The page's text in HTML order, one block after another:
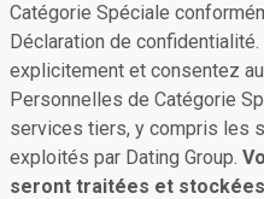
Catégorie Spéciale
Déclaration de
explicitement et consentez
Personnelles de Catégorie
services tiers, y compris les
exploités par Dating Group.
seront traitées et